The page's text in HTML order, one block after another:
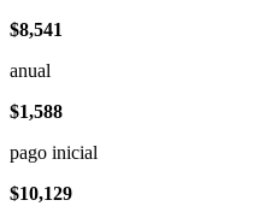
$8,541
anual
$1,588
pago inicial
$10,129